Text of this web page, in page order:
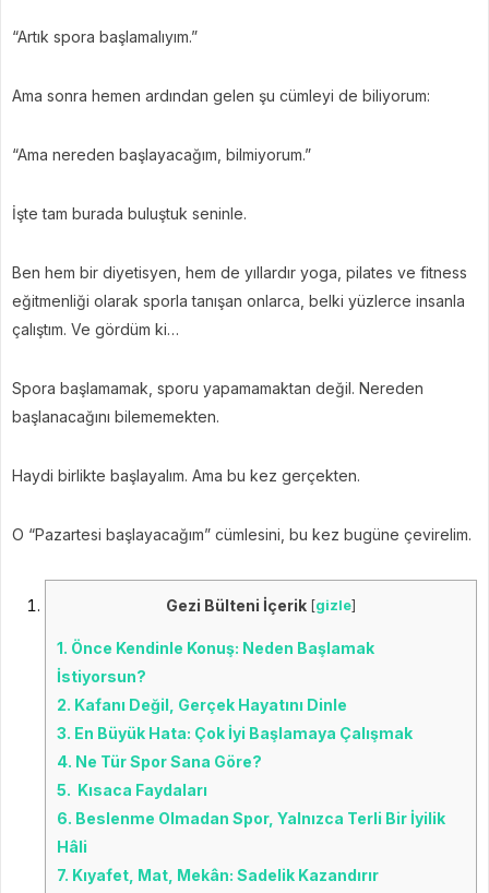
“Artık spora başlamalıyım.”
Ama sonra hemen ardından gelen şu cümleyi de biliyorum:
“Ama nereden başlayacağım, bilmiyorum.”
İşte tam burada buluştuk seninle.
Ben hem bir diyetisyen, hem de yıllardır yoga, pilates ve fitness
eğitmenliği olarak sporla tanışan onlarca, belki yüzlerce insanla
çalıştım. Ve gördüm ki…
Spora başlamamak, sporu yapamamaktan değil. Nereden
başlanacağını bilememekten.
Haydi birlikte başlayalım. Ama bu kez gerçekten.
O “Pazartesi başlayacağım” cümlesini, bu kez bugüne çevirelim.
Gezi Bülteni İçerik [gizle]
1. Önce Kendinle Konuş: Neden Başlamak
İstiyorsun?
2. Kafanı Değil, Gerçek Hayatını Dinle
3. En Büyük Hata: Çok İyi Başlamaya Çalışmak
4. Ne Tür Spor Sana Göre?
5. Kısaca Faydaları
6. Beslenme Olmadan Spor, Yalnızca Terli Bir İyilik
Hâli
7. Kıyafet, Mat, Mekân: Sadelik Kazandırır